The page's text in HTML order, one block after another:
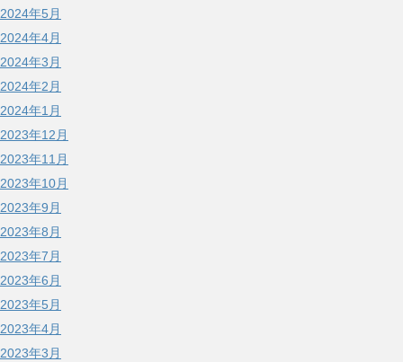
2024年5月
2024年4月
2024年3月
2024年2月
2024年1月
2023年12月
2023年11月
2023年10月
2023年9月
2023年8月
2023年7月
2023年6月
2023年5月
2023年4月
2023年3月